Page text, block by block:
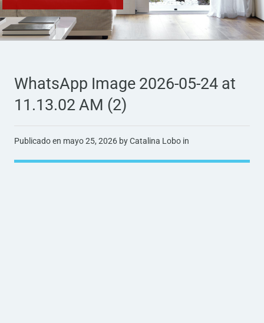
WhatsApp Image 2026-05-24 at
11.13.02 AM (2)
Publicado en mayo 25, 2026 by Catalina Lobo in